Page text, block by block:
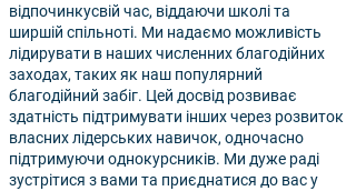
відпочинкусвій час, віддаючи школі та
ширшій спільноті. Ми надаємо можливість
лідирувати в наших численних благодійних
заходах, таких як наш популярний
благодійний забіг. Цей досвід розвиває
здатність підтримувати інших через розвиток
власних лідерських навичок, одночасно
підтримуючи однокурсників. Ми дуже раді
зустрітися з вами та приєднатися до вас у